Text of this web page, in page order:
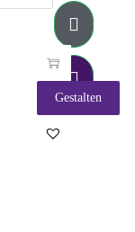
Gestalten